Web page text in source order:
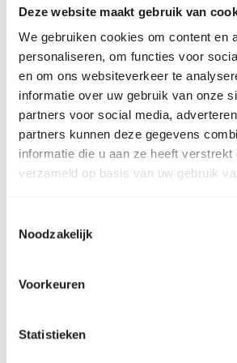
Deze website maakt gebruik van
We gebruiken cookies om content en
personaliseren, om functies voor
en om ons websiteverkeer te
informatie over uw gebruik van onze
partners voor social media,
partners kunnen deze gegevens
informatie die u aan ze heeft verstrekt
verzameld op basis van uw gebruik
Noodzakelijk
Voorkeuren
Statistieken
Obesity
Beak deformities
Aanvullend advies
Divide the “Feed quantity per
two feeding moments per day.
Insoluble grit is not required if
Rhinoceros hornbills are
components that increase
liver (e.g. citrus fruits high in
Avoid feeding bread and other
products as this may cause